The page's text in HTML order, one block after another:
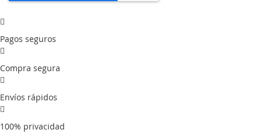
Pagos seguros
Compra segura
Envíos rápidos
100% privacidad